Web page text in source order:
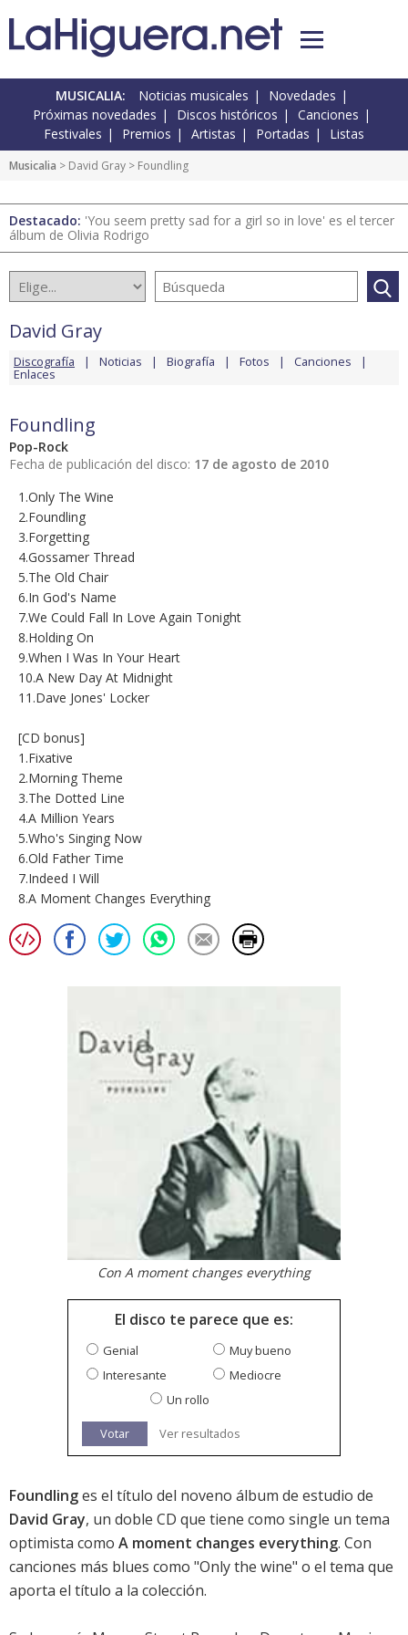
MUSICALIA: Noticias musicales
Novedades
Próximas novedades
Discos históricos
Canciones
Festivales
Premios Artistas Portadas Listas
Musicalia > David Gray > Foundling
Destacado: 'You seem pretty sad for a girl so in love' es el tercer
álbum de Olivia Rodrigo
David Gray
Discografía Noticias Biografía Fotos Canciones
Enlaces
Foundling
Pop-Rock
Fecha de publicación del disco: 17 de agosto de 2010
1.Only The Wine
2.Foundling
3.Forgetting
4.Gossamer Thread
5.The Old Chair
6.In God's Name
7.We Could Fall In Love Again Tonight
8.Holding On
9.When I Was In Your Heart
10.A New Day At Midnight
11.Dave Jones' Locker
[CD bonus]
1.Fixative
2.Morning Theme
3.The Dotted Line
4.A Million Years
5.Who's Singing Now
6.Old Father Time
7.Indeed I Will
8.A Moment Changes Everything
Con A moment changes everything
El disco te parece que es:
Genial
Muy bueno
Interesante
Mediocre
Un rollo
Votar Ver resultados
Foundlinges el título del noveno álbum de estudio de
David Gray, un doble CD que tiene como single un tema
optimista como A moment changes everything. Con
canciones más blues como "Only the wine" o el tema que
aporta el título a la colección.